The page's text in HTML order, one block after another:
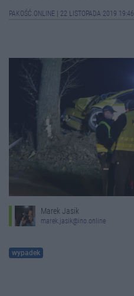
PAKOŚĆ.ONLINE 22 LISTOPADA 2019 19:46
Marek Jasik
marek.jasik@ino.online
wypadek